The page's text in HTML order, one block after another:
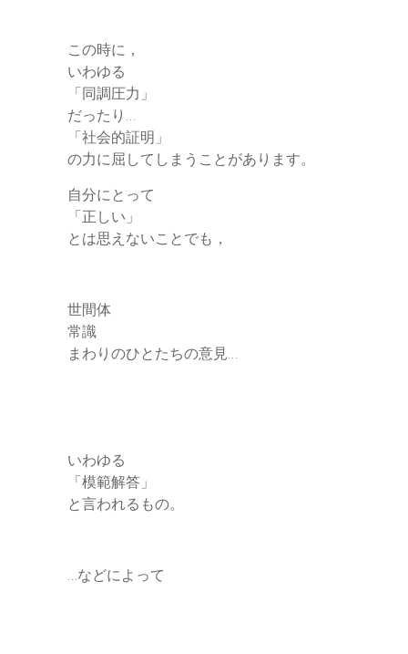
この時に，
いわゆる
「同調圧力」
だったり…
「社会的証明」
の力に屈してしまうことがあります。
自分にとって
「正しい」
とは思えないことでも，
世間体
常識
まわりのひとたちの意見…
いわゆる
「模範解答」
と言われるもの。
…などによって